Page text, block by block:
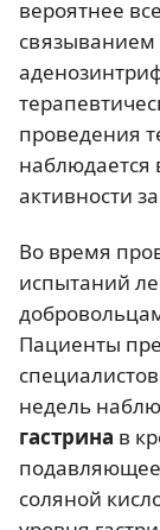
вероятнее
связыванием
проведения
наблюдается
активности
Во время
испытаний
Пациенты
недель
гастрина в
соляной